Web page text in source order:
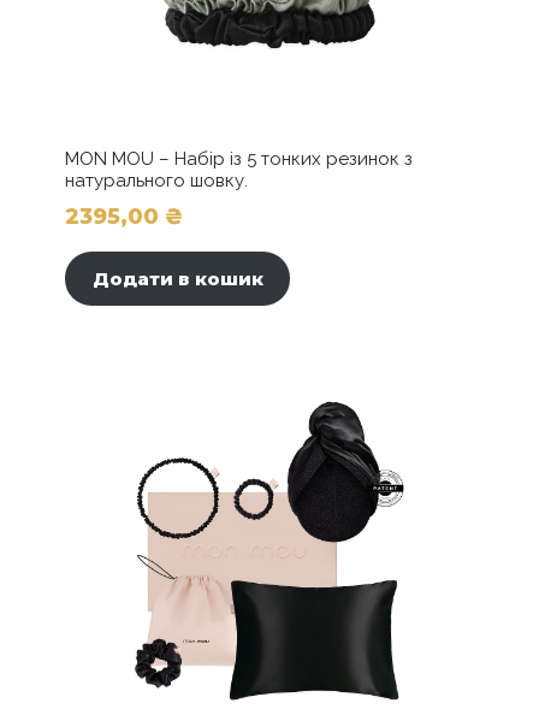
MON MOU – Набір із 5 тонких резинок з
натурального шовку.
2395,00 ₴
Додати в кошик